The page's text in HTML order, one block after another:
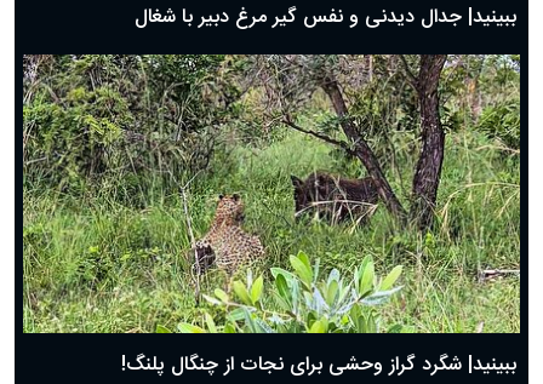
ببینید| جدال دیدنی و نفس گیر مرغ دبیر با شغال
ببینید| شگرد گراز وحشی برای نجات از چنگال پلنگ!